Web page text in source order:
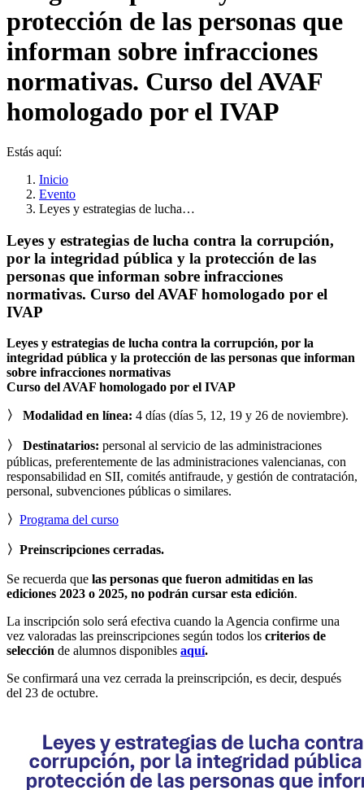
protección de las personas que
informan sobre infracciones
normativas. Curso del AVAF
homologado por el IVAP
Estás aquí:
Inicio
Evento
Leyes y estrategias de lucha…
Leyes y estrategias de lucha contra la corrupción,
por la integridad pública y la protección de las
personas que informan sobre infracciones
normativas. Curso del AVAF homologado por el
IVAP
Leyes y estrategias de lucha contra la corrupción, por la
integridad pública y la protección de las personas que informan
sobre infracciones normativas
Curso del AVAF homologado por el IVAP
〉 Modalidad en línea: 4 días (días 5, 12, 19 y 26 de noviembre).
〉 Destinatarios: personal al servicio de las administraciones
públicas, preferentemente de las administraciones valencianas, con
responsabilidad en SII, comités antifraude, y gestión de contratación,
personal, subvenciones públicas o similares.
〉 Programa del curso
〉Preinscripciones cerradas.
Se recuerda que las personas que fueron admitidas en las
ediciones 2023 o 2025, no podrán cursar esta edición.
La inscripción solo será efectiva cuando la Agencia confirme una
vez valoradas las preinscripciones según todos los criterios de
selección de alumnos disponibles aquí.
Se confirmará una vez cerrada la preinscripción, es decir, después
del 23 de octubre.